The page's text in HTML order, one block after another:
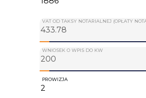
VAT OD TAKSY NOTARIALNEJ (OPŁATY
WNIOSEK O WPIS DO KW
PROWIZJA